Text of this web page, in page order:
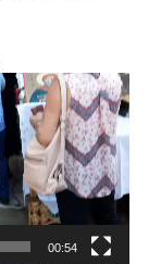
00:54